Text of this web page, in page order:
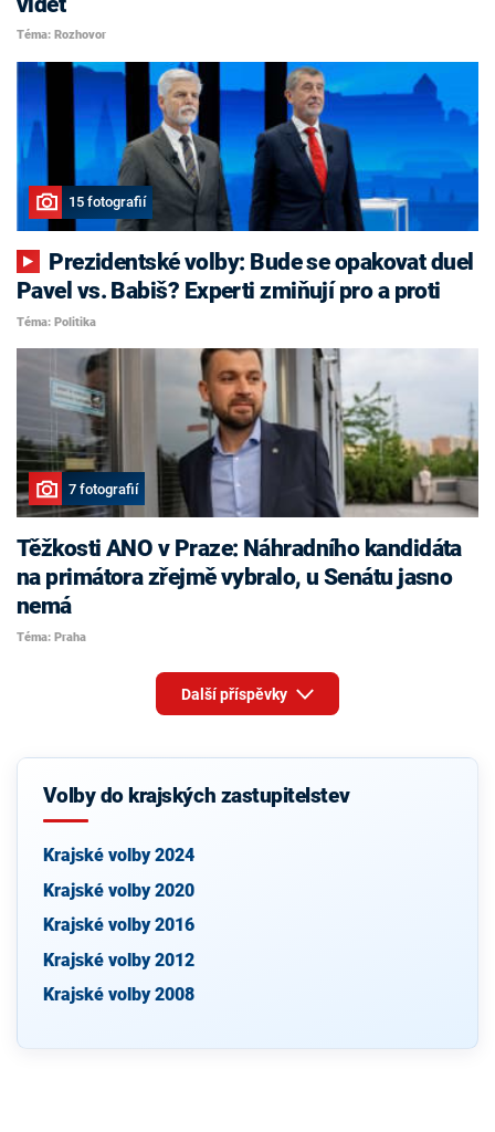
Téma: Rozhovor
15 fotografií
Pavel vs. Babiš? Experti zmiňují pro a proti
Téma: Politika
7 fotografií
Těžkosti ANO v Praze: Náhradního kandidáta
na primátora zřejmě vybralo, u Senátu jasno
nemá
Téma: Praha
Další příspěvky
Volby do krajských zastupitelstev
Krajské volby 2024
Krajské volby 2020
Krajské volby 2016
Krajské volby 2012
Krajské volby 2008